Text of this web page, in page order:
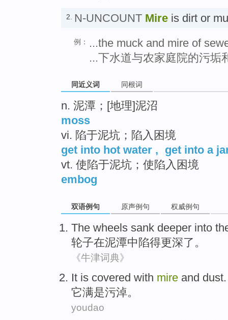
2. N-UNCOUNT Mire is dirt or
例：
...the muck and mire of
...下水道与农家庭院的污垢
同近义词 同根词
n. 泥潭；[地理]泥沼
moss
vi. 陷于泥坑；陷入困境
get into hot water , get into a
vt. 使陷于泥坑；使陷入困境
embog
双语例句 原声例句 权威例句
The wheels sank deeper into
轮子在泥潭中陷得更深了。
《牛津词典》
It is covered with mire and dust.
它满是污淖。
youdao